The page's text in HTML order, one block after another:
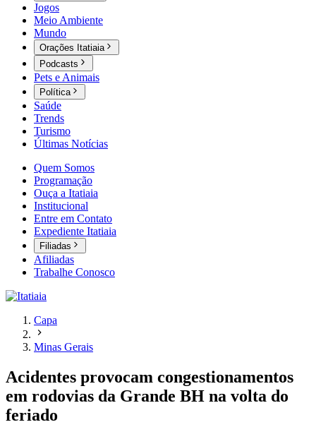
Jogos
Meio Ambiente
Mundo
Orações Itatiaia
Podcasts
Pets e Animais
Política
Saúde
Trends
Turismo
Últimas Notícias
Quem Somos
Programação
Ouça a Itatiaia
Institucional
Entre em Contato
Expediente Itatiaia
Filiadas
Afiliadas
Trabalhe Conosco
Capa
Minas Gerais
Acidentes provocam congestionamentos
em rodovias da Grande BH na volta do
feriado